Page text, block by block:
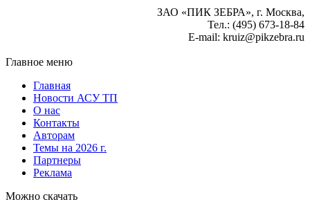
ЗАО «ПИК ЗЕБРА», г. Москва,
Тел.: (495) 673-18-84
E-mail: kruiz@pikzebra.ru
Главное меню
Главная
Новости АСУ ТП
О нас
Контакты
Авторам
Темы на 2026 г.
Партнеры
Реклама
Можно скачать